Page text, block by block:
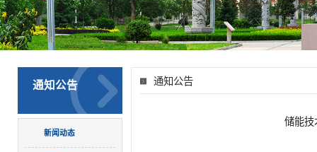
通知公告
新闻动态
通知公告
储能技